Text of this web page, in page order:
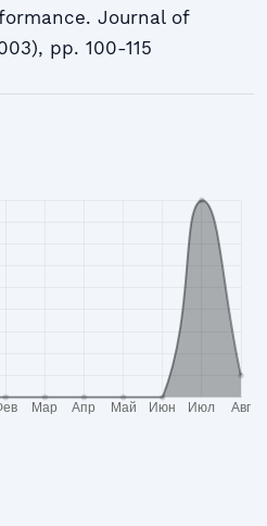
Journal of
pp. 100-115